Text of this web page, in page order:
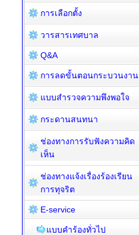
การเลือกตั้ง
วารสารเทศบาล
Q&A
การลดขั้นตอนกระบวนงาน
แบบสำรวจความพึงพอใจ
กระดานสนทนา
ช่องทางการรับฟังความคิด
เห็น
ช่องทางแจ้งเรื่องร้องเรียน
การทุจริต
E-service
แบบคำร้องทั่วไป